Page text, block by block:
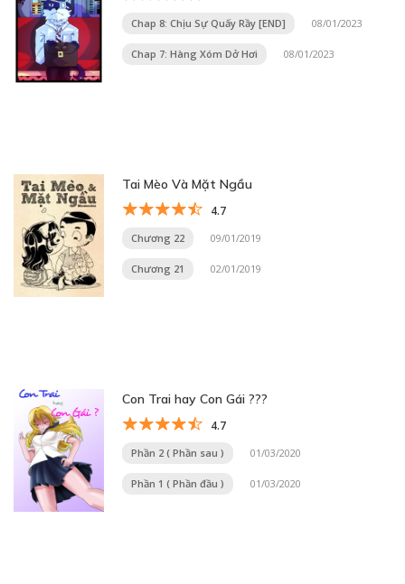
Chap 8: Chịu Sự Quấy Rầy [END] 08/01/2023
Chap 7: Hàng Xóm Dở Hơi 08/01/2023
Tai Mèo Và Mặt Ngầu
4.7
Chương 22 09/01/2019
Chương 21 02/01/2019
Con Trai hay Con Gái ???
4.7
Phần 2 ( Phần sau ) 01/03/2020
Phần 1 ( Phần đầu ) 01/03/2020